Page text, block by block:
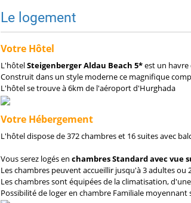
Le logement
Votre Hôtel
L'hôtelSteigenberger Aldau Beach 5*est un havre
Construit dans un style moderne ce magnifique
L'hôtel se trouve à 6km de l'aéroport d'Hurghada
Votre Hébergement
L'hôtel dispose de 372 chambres et 16 suites avec
Vous serez logés en chambres Standard avec vue
Les chambres peuvent accueillir jusqu'à 3 adultes ou
Les chambres sont équipées de la climatisation,
Possibilité de loger en chambre Familiale moyennant